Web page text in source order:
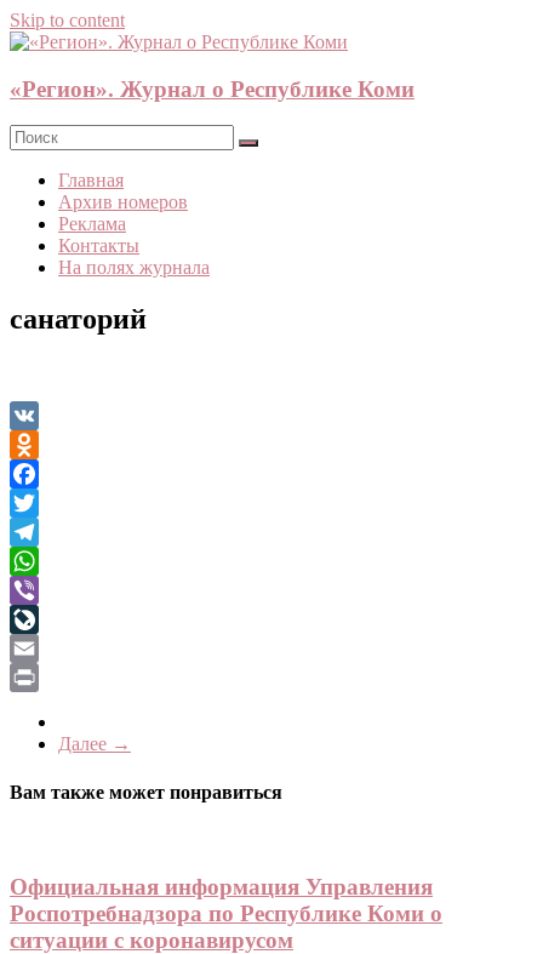
Skip to content
«Регион». Журнал о Республике Коми
Главная
Архив номеров
Реклама
Контакты
На полях журнала
санаторий
VK
Odnoklassniki
Facebook
Twitter
Telegram
WhatsApp
Viber
LiveJournal
Email
Далее →
Вам также может понравиться
Официальная информация Управления
Роспотребнадзора по Республике Коми о
ситуации с коронавирусом